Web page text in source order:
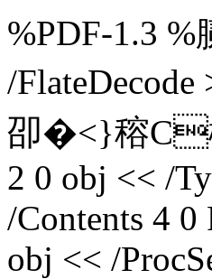
%PDF-1.3
/
卲�<}穃C
2 0 obj << /
/Contents 4
obj << /